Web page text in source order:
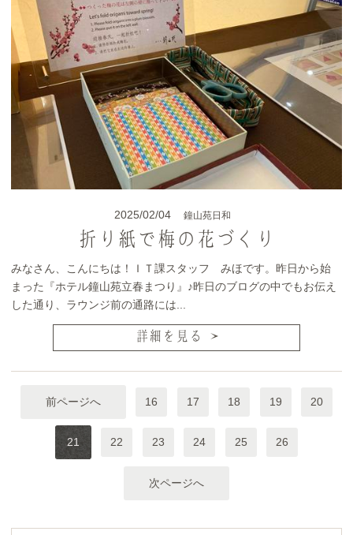
2025/02/04 鐘山苑日和
折り紙で梅の花づくり
みなさん、こんにちは！ＩＴ課スタッフ みほです。昨日から始
まった『ホテル鐘山苑立春まつり』♪昨日のブログの中でもお伝え
した通り、ラウンジ前の通路には...
詳細を見る
前ページへ 16 17 18 19 20
21 22 23 24 25 26
次ページへ